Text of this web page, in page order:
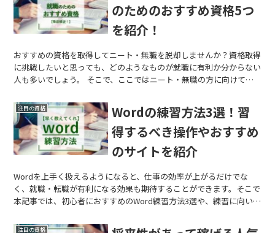
のためのおすすめ資格5つ
を紹介！
おすすめの資格を取得してニート・無職を脱却しませんか？資格取得
に挑戦したいと思っても、どのようなものが就職に有利か分からない
人も多いでしょう。 そこで、ここではニート・無職の方に向けてお
トを卒業・逆転したい方だけでなく、収入を得たい・増やしたい方に
もおすすめの資格を紹介しています。
注目の資格
Wordの練習方法3選！習
得するべき操作やおすすめ
のサイトを紹介
Wordを上手く扱えるようになると、仕事の効率が上がるだけでな
く、就職・転職が有利になる効果も期待することができます。そこで
本記事では、初心者におすすめのWord練習方法3選や、練習に向いて
注目の資格